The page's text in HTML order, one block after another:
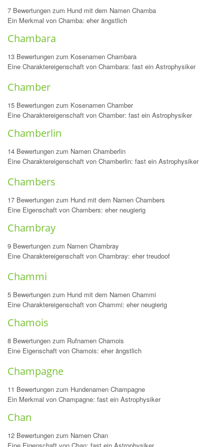
7 Bewertungen zum Hund mit dem Namen Chamba
Ein Merkmal von Chamba: eher ängstlich
Chambara
13 Bewertungen zum Kosenamen Chambara
Eine Charaktereigenschaft von Chambara: fast ein Astrophysiker
Chamber
15 Bewertungen zum Kosenamen Chamber
Eine Charaktereigenschaft von Chamber: fast ein Astrophysiker
Chamberlin
14 Bewertungen zum Namen Chamberlin
Eine Charaktereigenschaft von Chamberlin: fast ein Astrophysiker
Chambers
17 Bewertungen zum Hund mit dem Namen Chambers
Eine Eigenschaft von Chambers: eher neugierig
Chambray
9 Bewertungen zum Namen Chambray
Eine Charaktereigenschaft von Chambray: eher treudoof
Chammi
5 Bewertungen zum Hund mit dem Namen Chammi
Eine Charaktereigenschaft von Chammi: eher neugierig
Chamois
8 Bewertungen zum Rufnamen Chamois
Eine Eigenschaft von Chamois: eher ängstlich
Champagne
11 Bewertungen zum Hundenamen Champagne
Ein Merkmal von Champagne: fast ein Astrophysiker
Chan
12 Bewertungen zum Namen Chan